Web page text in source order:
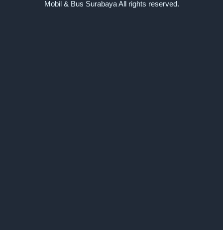
Mobil & Bus Surabaya All rights reserved.